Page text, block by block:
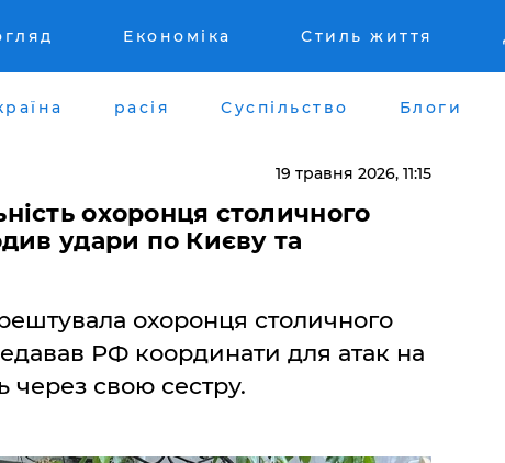
Економіка Стиль життя
расія Суспільство Блоги
19 травня 2026, 11:15
охоронця столичного
удари по Києву та
охоронця столичного
РФ координати для атак на
через свою сестру.